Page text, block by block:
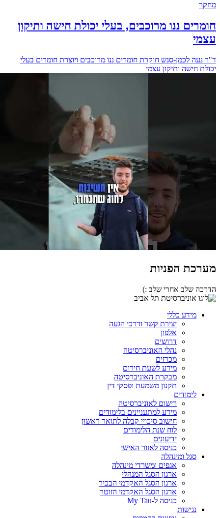
מחקר
חומרים ננו מרוכבים, בעלי יכולת חישה ותיקון
עצמי
ד"ר נעה לכמן-סנש חוקרת חומרים ננו מרוכבים ויוצרת חומרים בעלי
יכולת חישה ותיקון עצמי
מערכת הפניות
הדרכה שלב אחרי שלב :)
מידע כללי
יצירת קשר ודרכי הגעה
אלפון
דרושים
נהלי האוניברסיטה
מכרזים
מידע לשעת חירום
מבקרת האוניברסיטה
תקנון משמעת ופסקי דין
לימודים
רישום לאוניברסיטה
מידע למתעניינים בלימודים
חישוב סיכויי קבלה לתואר ראשון
לוח שנת הלימודים
ידיעונים
כניסה לאזור האישי
סגל ומינהלה
אגפים ומשרדי מינהלה
ארגון הסגל המנהלי
ארגון הסגל האקדמי הבכיר
ארגון הסגל האקדמי הזוטר
כניסה ל-My Tau
נגישות